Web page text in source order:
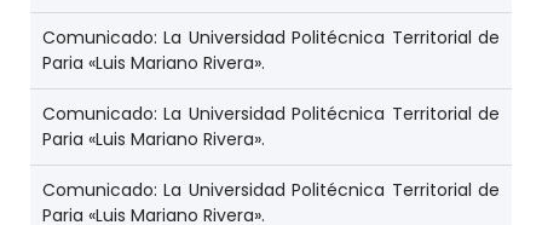
Comunicado: La Universidad Politécnica Territorial de
Paria «Luis Mariano Rivera».
Comunicado: La Universidad Politécnica Territorial de
Paria «Luis Mariano Rivera».
Comunicado: La Universidad Politécnica Territorial de
Paria «Luis Mariano Rivera».